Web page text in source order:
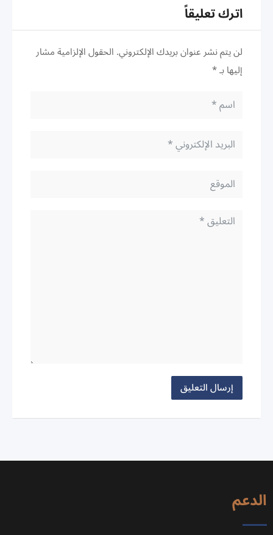
اترك تعليقاً
لن يتم نشر عنوان بريدك الإلكتروني.الحقول الإلزامية مشار
إليها بـ*
الدعم